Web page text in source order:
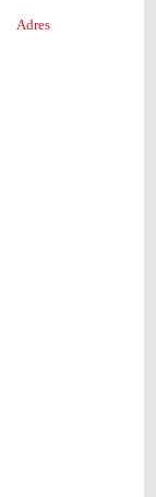
Adres